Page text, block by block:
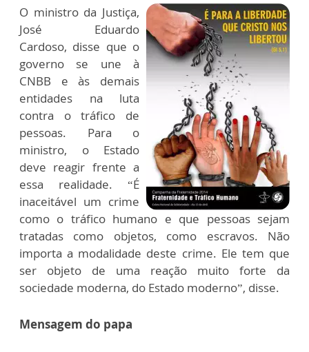
O ministro da Justiça,
José Eduardo
Cardoso, disse que o
governo se une à
CNBB e às demais
entidades na luta
contra o tráfico de
pessoas. Para o
ministro, o Estado
deve reagir frente a
essa realidade. “É
inaceitável um crime
como o tráfico humano e que pessoas sejam
tratadas como objetos, como escravos. Não
importa a modalidade deste crime. Ele tem que
ser objeto de uma reação muito forte da
sociedade moderna, do Estado moderno”, disse.
Mensagem do papa